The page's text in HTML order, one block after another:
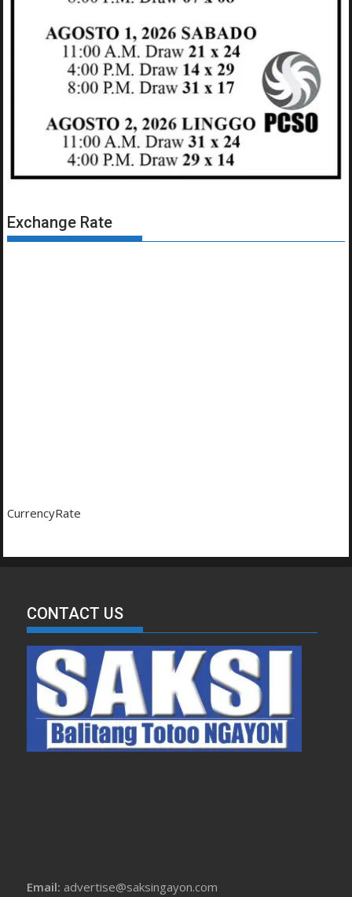
Exchange Rate
CurrencyRate
CONTACT US
Email: advertise@saksingayon.com